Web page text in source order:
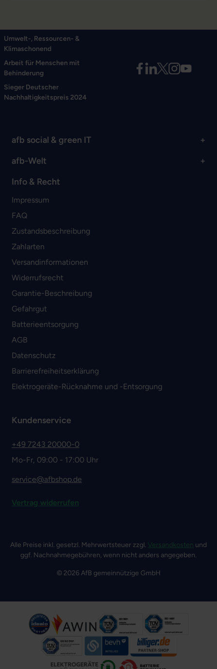
Umwelt-, Ressourcen- &
Klimaschonend
Arbeit für Menschen mit
Behinderung
Sieger Deutscher
Nachhaltigkeitspreis 2024
afb social & green IT
afb-Welt
Info & Recht
Impressum
FAQ
Zustandsbeschreibung
Zahlarten
Versandinformationen
Widerrufsrecht
Garantie-Beschreibung
Gefahrgut
Batterieentsorgung
AGB
Datenschutz
Barrierefreiheitserklärung
Elektrogeräte-Rücknahme und -Entsorgung
Kundenservice
+49 7243 20000-0
Mo-Fr, 09:00 - 17:00 Uhr
service@afbshop.de
Vertrag widerrufen
Alle Preise inkl. gesetzl. Mehrwertsteuer zzgl. Versandkosten und
ggf. Nachnahmegebühren, wenn nicht anders angegeben.
© 2026 AfB gemeinnützige GmbH